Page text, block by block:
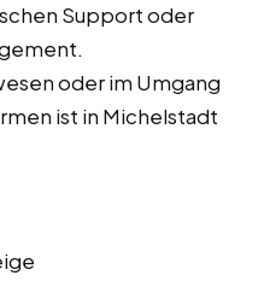
Support oder
oder im Umgang
ist in Michelstadt